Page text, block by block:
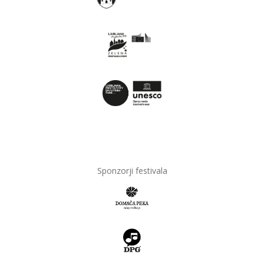
Sponzorji festivala